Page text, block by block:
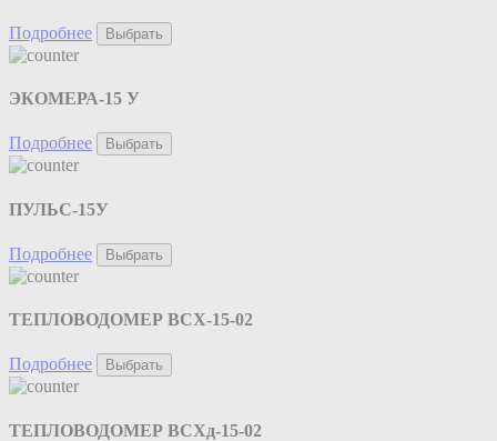
Подробнее Выбрать
ЭКОМЕРА-15 У
Подробнее Выбрать
ПУЛЬС-15У
Подробнее Выбрать
ТЕПЛОВОДОМЕР ВСХ-15-02
Подробнее Выбрать
ТЕПЛОВОДОМЕР ВСХд-15-02